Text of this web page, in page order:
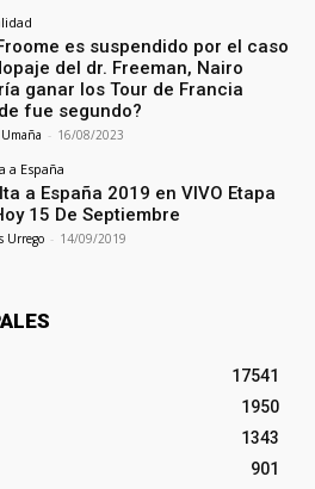
es suspendido por el caso
del dr. Freeman, Nairo
ganar los Tour de Francia
fue segundo?
- 16/08/2023
a España
a España 2019 en VIVO Etapa
15 De Septiembre
Urrego - 14/09/2019
17541
1950
1343
901